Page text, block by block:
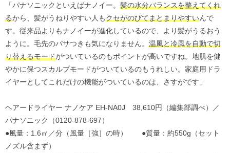
「パナソニックといえばナノイー。 髪の水分バランスを整えてくれ
るから、髪がうねりやすい人もクセがのびてまとまりやすいんで
す。従来品よりもナノイーが進化しているので、より髪がうるおう
ように。毛先のパサつきも気になりません。 温風と冷風を自動で切
り替えるモードがついているのもポイントが高いですね。地肌を健
やかに保つスカルプモードがついているのもうれしい。家庭用ドラ
イヤーとしてこれだけの機能がついているのは、さすがです」
ヘアードライヤー ナノケア EH-NA0J 38,610円（編集部調べ）／
パナソニック（0120‐878‐697）
●風量：1.6㎥／分（風量［強］の時） ●質量：約550g（セット
ノズル含まず）